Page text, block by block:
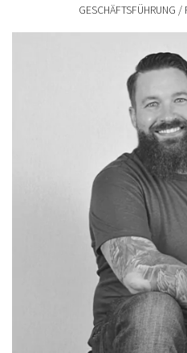
GESCHÄFTSFÜHRUNG
0941